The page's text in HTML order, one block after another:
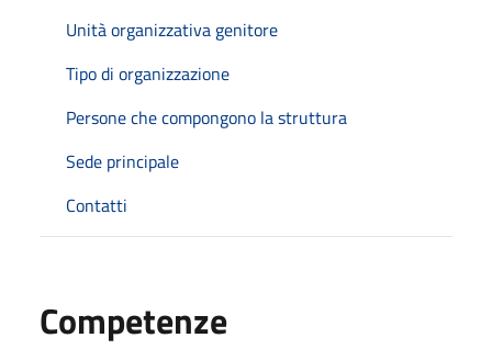
Unità organizzativa genitore
Tipo di organizzazione
Persone che compongono la struttura
Sede principale
Contatti
Competenze